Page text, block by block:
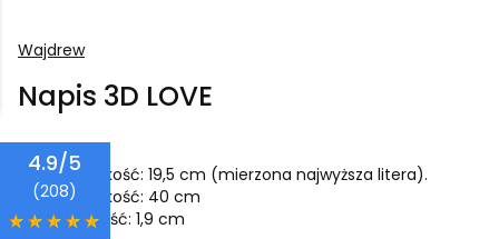
Wajdrew
Napis 3D LOVE
Wysokość: 19,5 cm (mierzona najwyższa litera).
Szerokość: 40 cm
Grubość: 1,9 cm
4.9/5
(208)